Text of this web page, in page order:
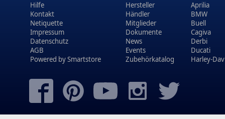
Hilfe
Kontakt
Netiquette
Impressum
Datenschutz
AGB
Powered bySmartstore
Hersteller
Händler
Mitglieder
Dokumente
News
Events
Zubehörkatalog
Aprilia
BMW
Buell
Cagiva
Derbi
Ducati
Harley-